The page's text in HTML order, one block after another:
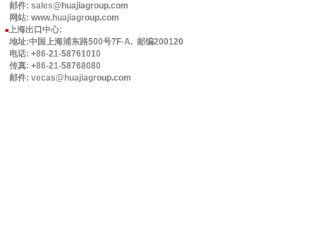
邮件: sales@huajiagroup.com
网站: www.huajiagroup.com
■上海出口中心:
地址:中国上海浦东路500号7F-A. 邮编200120
电话: +86-21-58761010
传真: +86-21-58768080
邮件: vecas@huajiagroup.com